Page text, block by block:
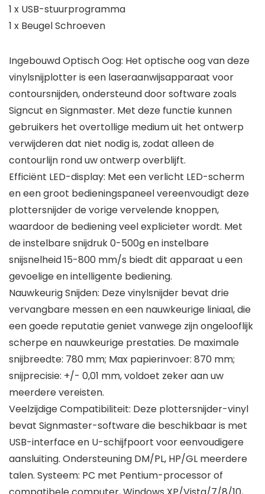
1 x USB-stuurprogramma
1 x Beugel Schroeven
Ingebouwd Optisch Oog: Het optische oog van deze
vinylsnijplotter is een laseraanwijsapparaat voor
contoursnijden, ondersteund door software zoals
Signcut en Signmaster. Met deze functie kunnen
gebruikers het overtollige medium uit het ontwerp
verwijderen dat niet nodig is, zodat alleen de
contourlijn rond uw ontwerp overblijft.
Efficiënt LED-display: Met een verlicht LED-scherm
en een groot bedieningspaneel vereenvoudigt deze
plottersnijder de vorige vervelende knoppen,
waardoor de bediening veel explicieter wordt. Met
de instelbare snijdruk 0-500g en instelbare
snijsnelheid 15-800 mm/s biedt dit apparaat u een
gevoelige en intelligente bediening.
Nauwkeurig Snijden: Deze vinylsnijder bevat drie
vervangbare messen en een nauwkeurige liniaal, die
een goede reputatie geniet vanwege zijn ongelooflijk
scherpe en nauwkeurige prestaties. De maximale
snijbreedte: 780 mm; Max papierinvoer: 870 mm;
snijprecisie: +/- 0,01 mm, voldoet zeker aan uw
meerdere vereisten.
Veelzijdige Compatibiliteit: Deze plottersnijder-vinyl
bevat Signmaster-software die beschikbaar is met
USB-interface en U-schijfpoort voor eenvoudigere
aansluiting. Ondersteuning DM/PL, HP/GL meerdere
talen. Systeem: PC met Pentium-processor of